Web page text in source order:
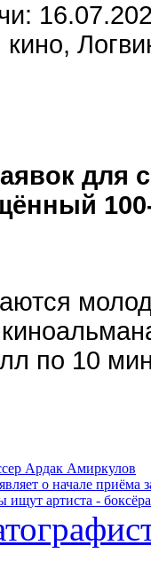
для
по 10
Ардак Амиркулов
о начале приёма
артиста -